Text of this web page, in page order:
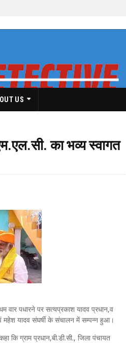
US
का भव्य स्वागत
वार पधारने पर सत्यप्रकाश यादव प्रधान,व
महेश यादव संघर्षी के संचालन में सम्पन्न हुआ।
कि ग्राम प्रधान,बी.डी.सी., जिला पंचायत